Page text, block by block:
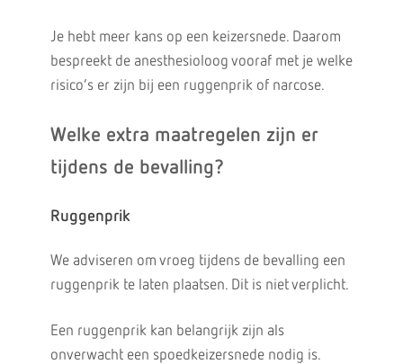
Je hebt meer kans op een keizersnede. Daarom
bespreekt de anesthesioloog vooraf met je welke
risico’s er zijn bij een ruggenprik of narcose.
Welke extra maatregelen zijn er
tijdens de bevalling?
Ruggenprik
We adviseren om vroeg tijdens de bevalling een
ruggenprik te laten plaatsen. Dit is niet verplicht.
Een ruggenprik kan belangrijk zijn als
onverwacht een spoedkeizersnede nodig is.